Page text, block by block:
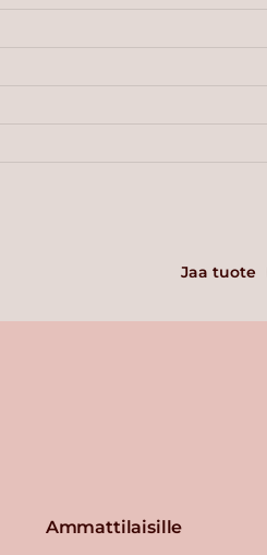
Jaa tuote
Ammattilaisille